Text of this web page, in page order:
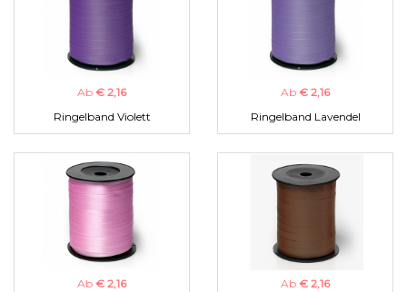
Ab € 2,16
Ringelband Violett
Ab € 2,16
Ringelband Lavendel
Ab € 2,16
Ab € 2,16